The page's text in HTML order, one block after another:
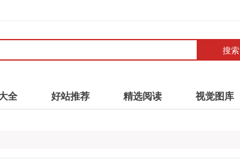
搜索
全 好站推荐 精选阅读 视觉图库